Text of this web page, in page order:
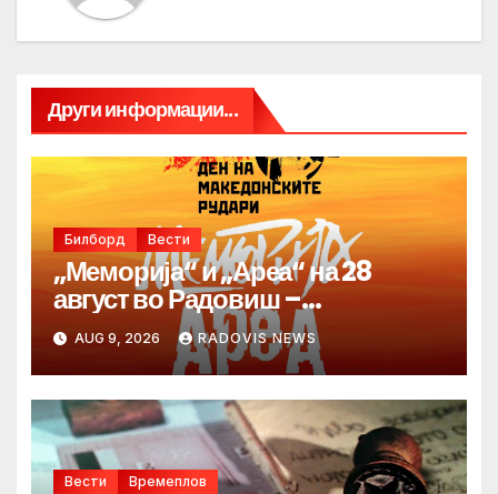
Други информации...
Билборд Вести
„Меморија“ и „Ареа“ на 28
август во Радовиш –
продолжува традицијата за
Денот на македонските рудари
AUG 9, 2026 RADOVIS NEWS
Вести Времеплов